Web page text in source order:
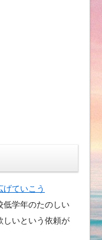
げていこう
学年のたのしい
しいという依頼が